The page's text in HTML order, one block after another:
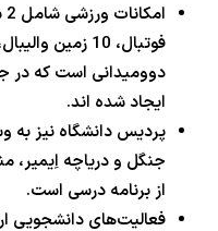
دوومیدانی است که در
ایجاد شده اند.
جنگل و دریاچه اِیمیر،
از برنامه درسی است.
فعالیت‌های دانشجویی